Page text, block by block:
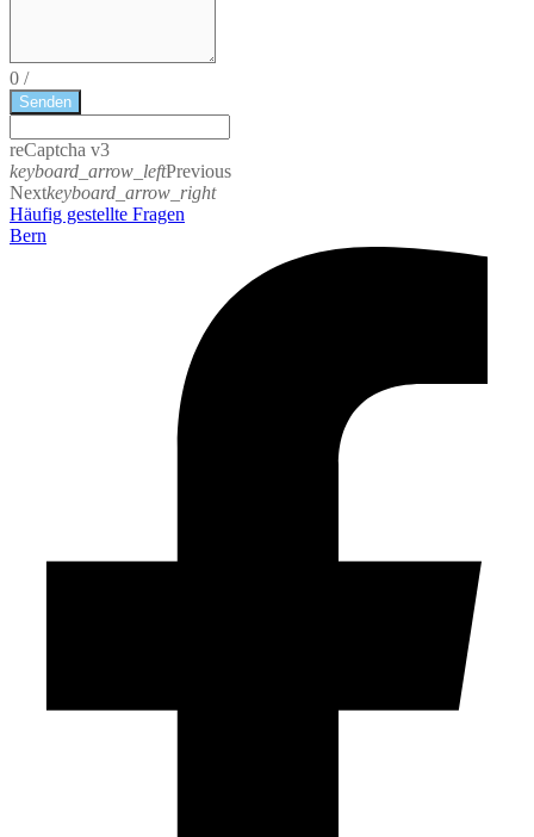
0 /
Senden
reCaptcha v3
keyboard_arrow_leftPrevious
Nextkeyboard_arrow_right
Häufig gestellte Fragen
Bern